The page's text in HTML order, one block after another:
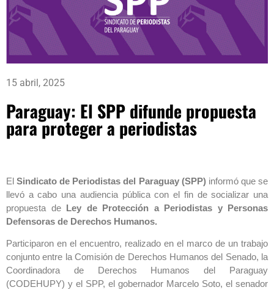
15 abril, 2025
Paraguay: El SPP difunde propuesta
para proteger a periodistas
ElSindicato de Periodistas del Paraguay (SPP) informó que se
llevó a cabo una audiencia pública con el fin de socializar una
propuesta de Ley de Protección a Periodistas y Personas
Defensoras de Derechos Humanos.
Participaron en el encuentro, realizado en el marco de un trabajo
conjunto entre la Comisión de Derechos Humanos del Senado, la
Coordinadora de Derechos Humanos del Paraguay
(CODEHUPY) y el SPP, el gobernador Marcelo Soto, el senador